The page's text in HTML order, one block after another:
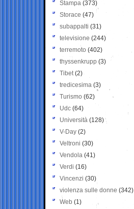
Stampa (373)
Storace (47)
subappalti (31)
televisione(244)
terremoto (402)
thyssenkrupp (3)
Tibet(2)
tredicesima (3)
Turismo (62)
Udc (64)
Università (128)
V-Day (2)
Veltroni (30)
Vendola (41)
Verdi (16)
Vincenzi (30)
violenza sulle donne (342)
Web (1)